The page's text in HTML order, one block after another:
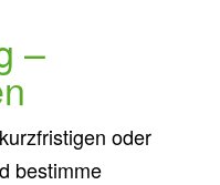
–
oder
bestimme